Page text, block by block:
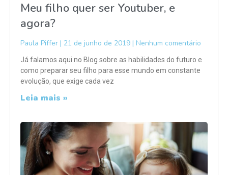
Meu filho quer ser Youtuber, e
agora?
Paula Piffer 21 de junho de 2019 Nenhum comentário
Já falamos aqui no Blog sobre as habilidades do futuro e
como preparar seu filho para esse mundo em constante
evolução, que exige cada vez
Leia mais »